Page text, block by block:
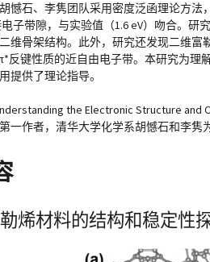
憾石、李隽团队采用密度泛函理论方
电子带隙，与实验值（1.6 eV）吻合。
维骨架结构。此外，研究还发现二维
反键性质的近自由电子带。本研究为理
提供了理论指导。
the Electronic Structure and
一作者，清华大学化学系胡憾石和李隽
烯材料的结构和稳定性